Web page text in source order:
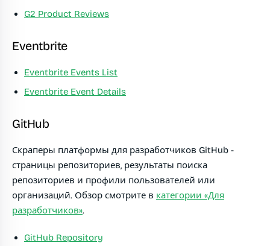
G2 Product Reviews
Eventbrite
Eventbrite Events List
Eventbrite Event Details
GitHub
Скраперы платформы для разработчиков GitHub -
страницы репозиториев, результаты поиска
репозиториев и профили пользователей или
организаций. Обзор смотрите в категории «Для
разработчиков».
GitHub Repository